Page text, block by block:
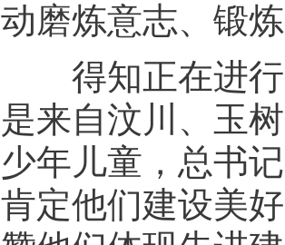
动磨炼意志、锻
得知正在进行“
是来自汶川、玉
少年儿童，总书
肯定他们建设美